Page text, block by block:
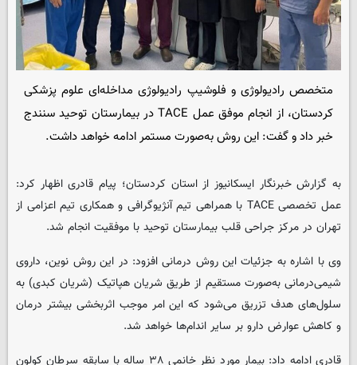
متخصص رادیولوژی و فلوشیپ رادیولوژی مداخله‌ای علوم پزشکی
کردستان، از انجام موفق عمل TACE در بیمارستان توحید سنندج
خبر داد و گفت: این روش به‌صورت مستمر ادامه خواهد داشت.
به گزارش خبرنگار ایسکانیوز از استان کردستان؛ پیام قادری اظهار کرد:
عمل تخصصی TACE با همراهی تیم آنژیوگرافی و همکاری تیم اعزامی از
تهران در مرکز جراحی قلب بیمارستان توحید با موفقیت انجام شد.
وی با اشاره به جزئیات این روش درمانی افزود: در این روش نوین، داروی
شیمی‌درمانی به‌صورت مستقیم از طریق شریان هپاتیک (شریان کبدی) به
سلول‌های هدف تزریق می‌شود که این امر موجب اثربخشی بیشتر درمان
و کاهش عوارض دارو بر سایر اندام‌ها خواهد شد.
قادری ادامه داد: بیمار مورد نظر خانمی ۳۸ ساله با سابقه سرطان کولون